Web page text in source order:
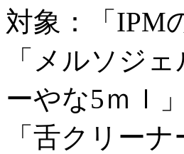
対象：「IPM
「メルソジ
ーやな5ｍｌ」
「舌クリー